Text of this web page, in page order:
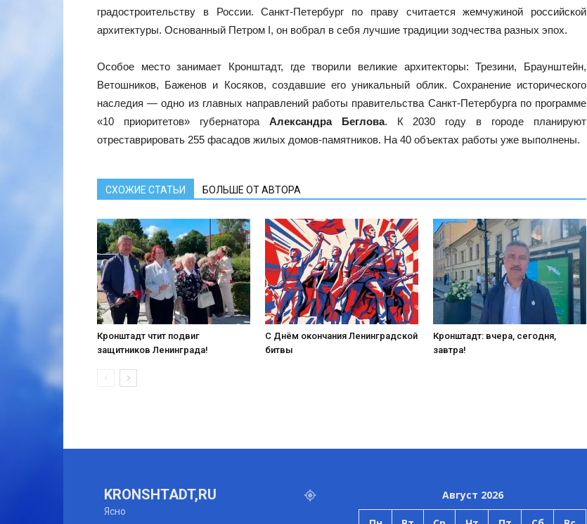
градостроительству в России. Санкт-Петербург по праву считается жемчужиной российской
архитектуры. Основанный Петром I, он вобрал в себя лучшие традиции зодчества разных эпох.
Особое место занимает Кронштадт, где творили великие архитекторы: Трезини, Браунштейн,
Ветошников, Баженов и Косяков, создавшие его уникальный облик. Сохранение исторического
наследия — одно из главных направлений работы правительства Санкт-Петербурга по программе
«10 приоритетов» губернатора Александра Беглова. К 2030 году в городе планируют
отреставрировать 255 фасадов жилых домов-памятников. На 40 объектах работы уже выполнены.
СХОЖИЕ СТАТЬИ БОЛЬШЕ ОТ АВТОРА
Кронштадт чтит подвиг
защитников Ленинграда!
С Днём окончания Ленинградской
битвы
Кронштадт: вчера, сегодня,
завтра!
KRONSHTADT,RU
Ясно
Август 2026